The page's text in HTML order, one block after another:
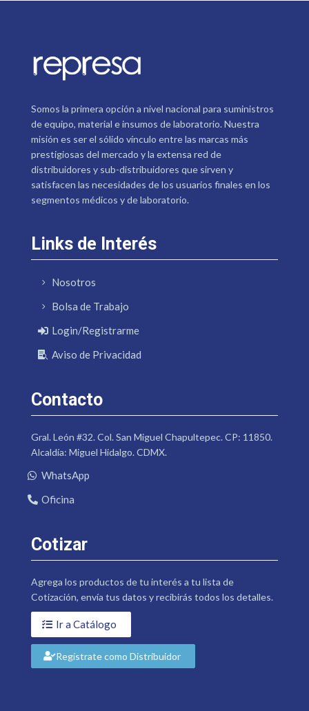
Somos la primera opción a nivel nacional para suministros
de equipo, material e insumos de laboratorio. Nuestra
misión es ser el sólido vínculo entre las marcas más
prestigiosas del mercado y la extensa red de
distribuidores y sub-distribuidores que sirven y
satisfacen las necesidades de los usuarios finales en los
segmentos médicos y de laboratorio.
Links de Interés
Nosotros
Bolsa de Trabajo
Login/Registrarme
Aviso de Privacidad
Contacto
Gral. León #32. Col. San Miguel Chapultepec. CP: 11850.
Alcaldía: Miguel Hidalgo. CDMX.
WhatsApp
Oficina
Cotizar
Agrega los productos de tu interés a tu lista de
Cotización, envía tus datos y recibirás todos los detalles.
Ir a Catálogo
Regístrate como Distribuidor